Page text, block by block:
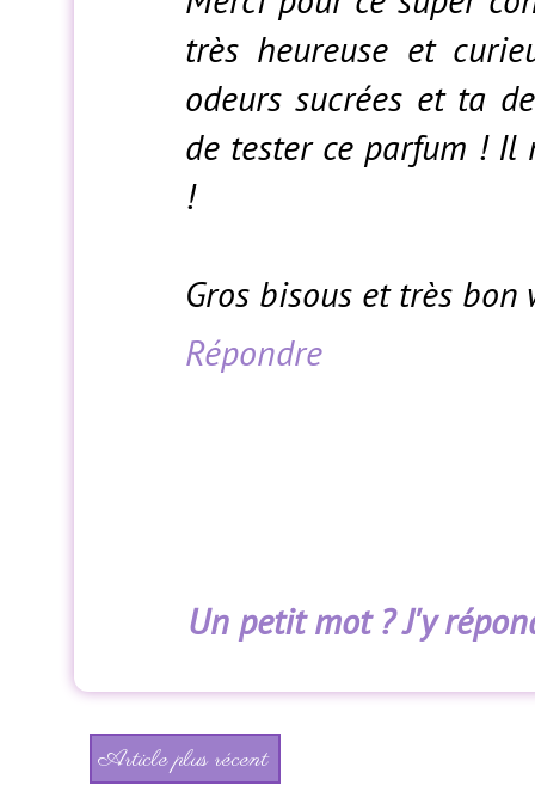
très heureuse et
odeurs sucrées et ta
de tester ce parfum ! Il
!
Gros bisous et très bon
Répondre
Un petit mot ? J'y
Article plus récent